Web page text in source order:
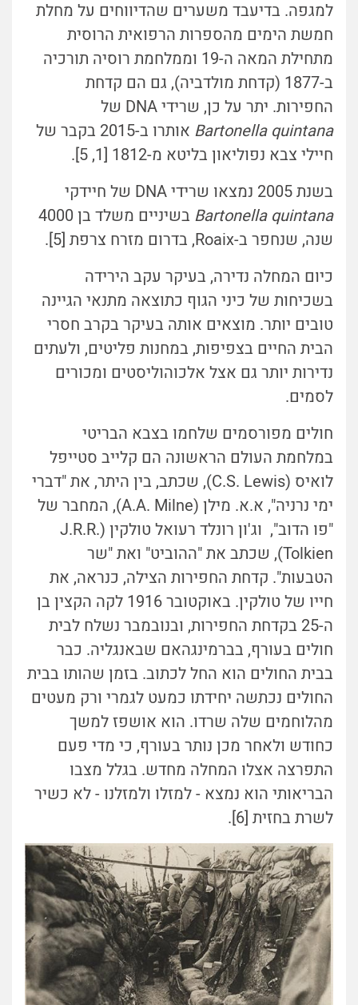
למגפה. בדיעבד משערים שהדיווחים על מחלת
חמשת הימים מהספרות הרפואית הרוסית
מתחילת המאה ה-19 וממלחמת רוסיה תורכיה
ב-1877 (קדחת מולדביה), גם הם קדחת
החפירות. יתר על כן, שרידי DNA של
Bartonella quintana
אותרו ב-2015 בקבר של
חיילי צבא נפוליאון בליטא מ-1812 [1, 5].
בשנת 2005 נמצאו שרידי DNA של חיידקי
Bartonella quintana
בשיניים משלד בן 4000
שנה, שנחפר ב-Roaix, בדרום מזרח צרפת [5].
כיום המחלה נדירה, בעיקר עקב הירידה
בשכיחות של כיני הגוף כתוצאה מתנאי הגיינה
טובים יותר. מוצאים אותה בעיקר בקרב חסרי
הבית החיים בצפיפות, במחנות פליטים, ולעתים
נדירות יותר גם אצל אלכוהוליסטים ומכורים
לסמים.
חולים מפורסמים שלחמו בצבא הבריטי
במלחמת העולם הראשונה הם קלייב סטייפל
לואיס (C.S. Lewis), שכתב, בין היתר, את "דברי
ימי נרניה", א.א. מילן (A.A. Milne), המחבר של
"פו הדוב", וג'ון רונלד רעואל טולקין (J.R.R.
Tolkien), שכתב את "ההוביט" ואת "שר
הטבעות". קדחת החפירות הצילה, כנראה, את
חייו של טולקין. באוקטובר 1916 לקה הקצין בן
ה-25 בקדחת החפירות, ובנובמבר נשלח לבית
חולים בעורף, בברמינגהאם שבאנגליה. כבר
בבית החולים הוא החל לכתוב. בזמן שהותו בבית
החולים נכתשה יחידתו כמעט לגמרי ורק מעטים
מהלוחמים שלה שרדו. הוא אושפז למשך
כחודש ולאחר מכן נותר בעורף, כי מדי פעם
התפרצה אצלו המחלה מחדש. בגלל מצבו
הבריאותי הוא נמצא - למזלו ולמזלנו - לא כשיר
לשרת בחזית [6].